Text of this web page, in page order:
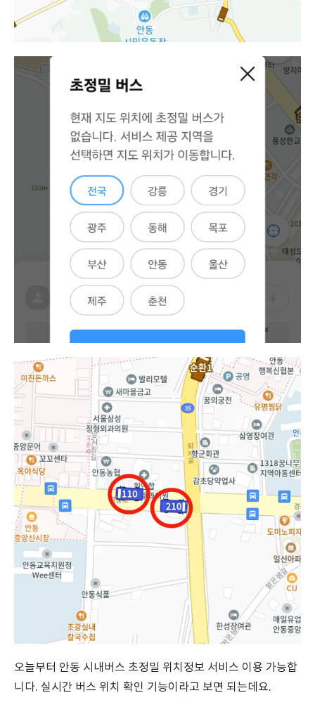
오늘부터 안동 시내버스 초정밀 위치정보 서비스 이용 가능합
니다. 실시간 버스 위치 확인 기능이라고 보면 되는데요.